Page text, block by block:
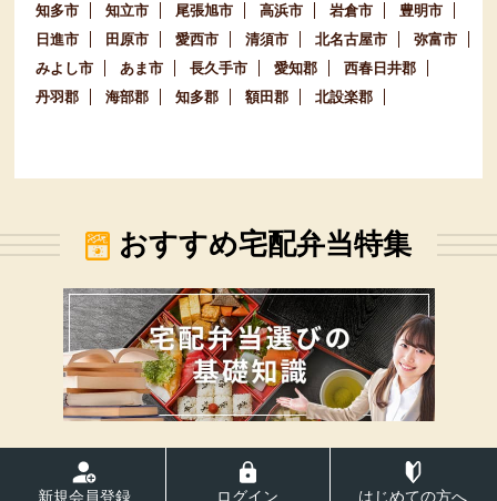
知多市
知立市 尾張旭市 高浜市 岩倉市
豊明市
日進市
田原市 愛西市 清須市 北名古屋市
弥富市
みよし市
あま市 長久手市 愛知郡
西春日井郡
丹羽郡
海部郡 知多郡 額田郡 北設楽郡
おすすめ宅配弁当特集
新規会員登録 ログイン はじめての方へ